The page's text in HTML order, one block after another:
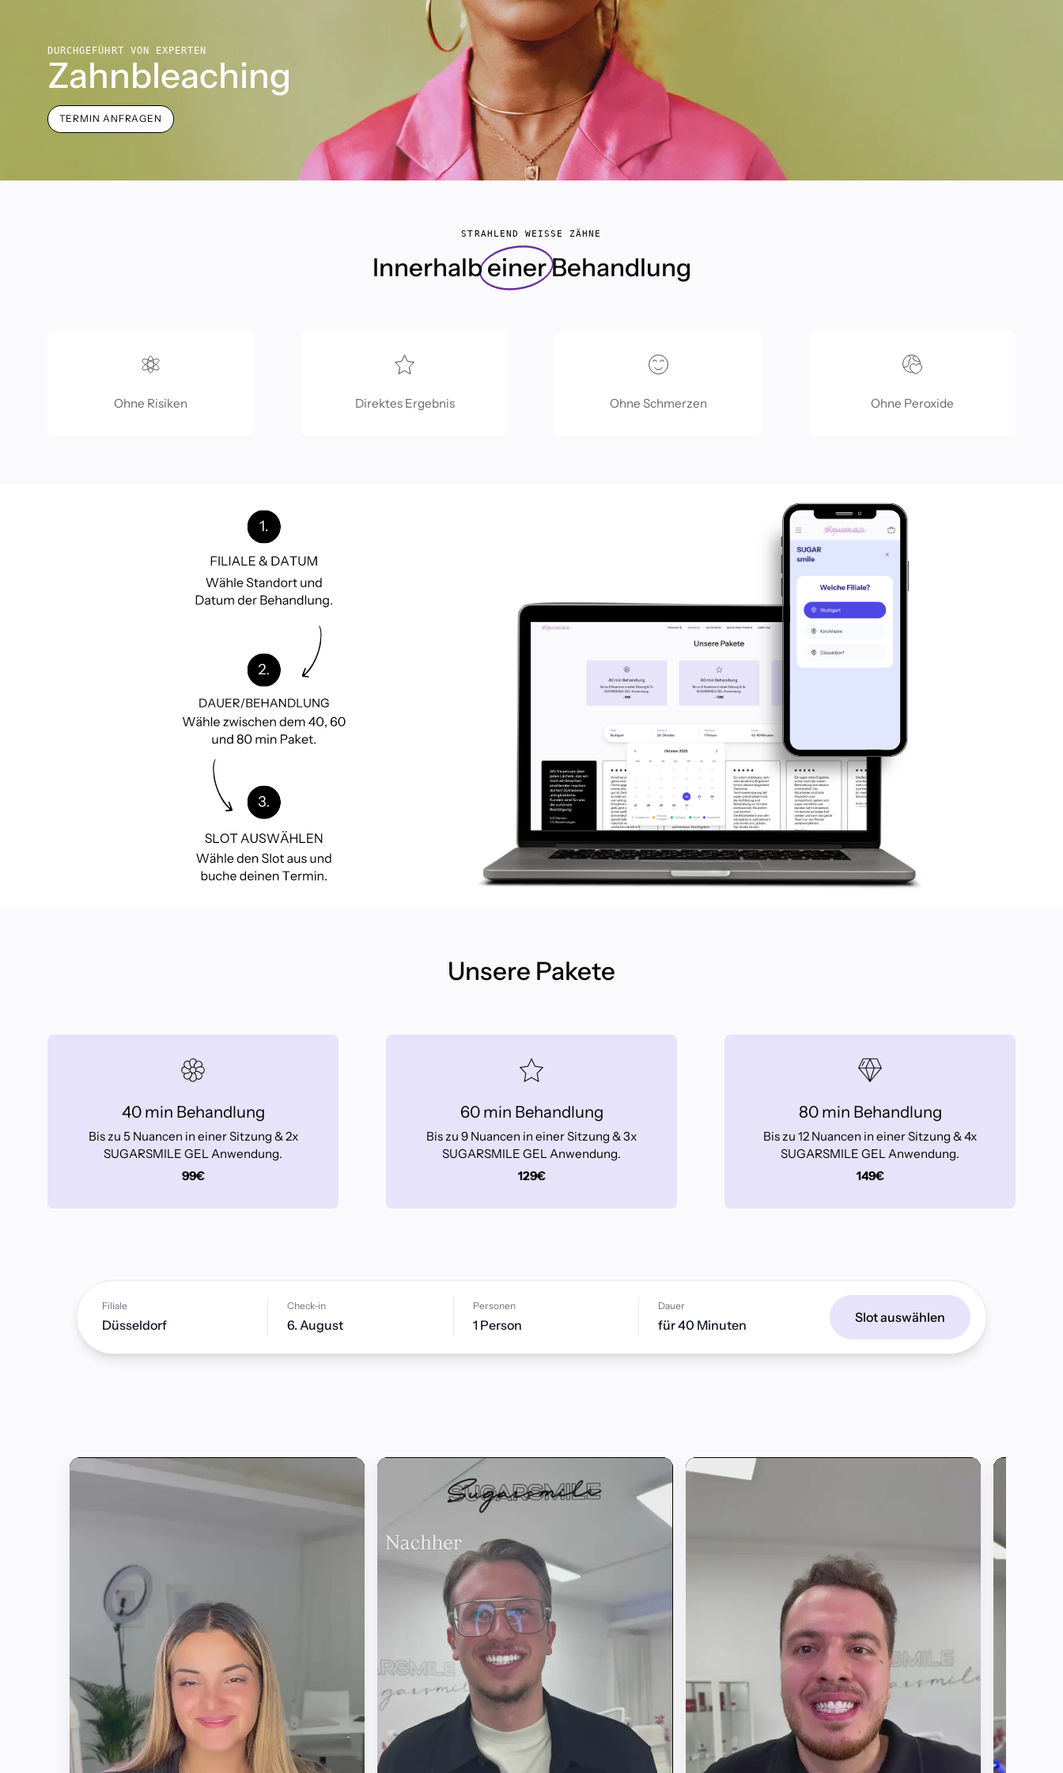
Lust auf 10% Rabatt?
Abonniere unseren Newsletter und erhalte
unseren
Diese Website ist durch hCaptcha geschützt und es
gelten die
allgemeinen Geschäftsbedingungen
Datenschutzbestimmungen
Schließen
DURCHGEFÜHRT VON EXPERTEN
Zahnbleaching
TERMIN ANFRAGEN
STRAHLEND WEISSE ZÄHNE
InnerhalbeinerBehandlung
Ohne Risiken Direktes Ergebnis Ohne Schmerzen Ohne Peroxide
Unsere Pakete
40 min Behandlung
Bis zu 5 Nuancen in einer Sitzung & 2x
SUGARSMILE GEL Anwendung.
99€
60 min Behandlung
Bis zu 9 Nuancen in einer Sitzung & 3x
SUGARSMILE GEL Anwendung.
129€
80 min Behandlung
Bis zu 12 Nuancen in einer Sitzung & 4x
SUGARSMILE GEL Anwendung.
149€
Filiale
Düsseldorf
Check-in
6. August
Personen
1 Person
Dauer
für 40 Minuten Slot auswählen